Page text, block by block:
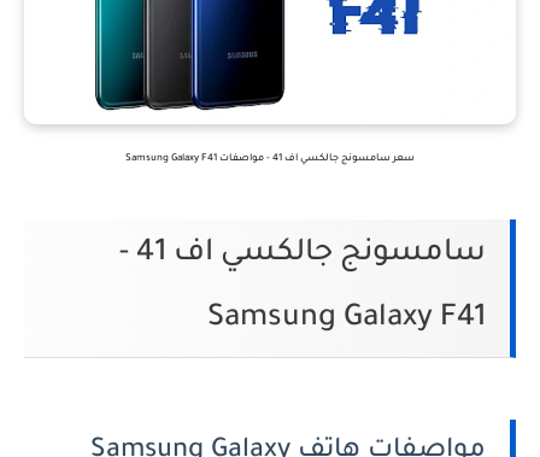
سعر سامسونج جالكسي اف 41 - مواصفات Samsung Galaxy F41
سامسونج جالكسي اف 41 -
Samsung Galaxy F41